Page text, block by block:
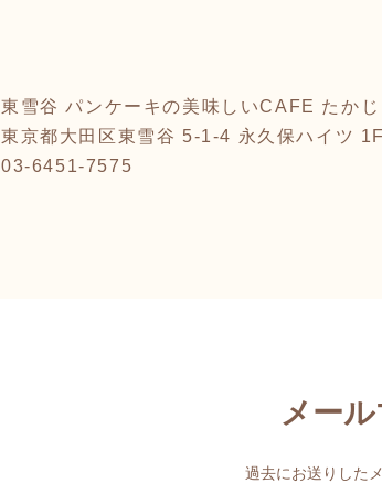
敬
東雪谷 パンケーキの美味しいCAFE たかじ
東京都大田区東雪谷 5-1-4 永久保ハイツ 1F
03-6451-7575
メー
過去にお送りした